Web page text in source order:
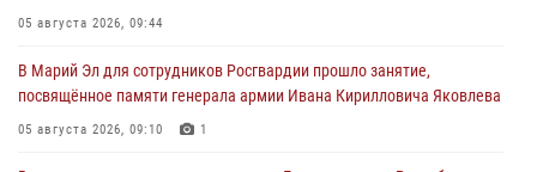
05 августа 2026, 09:44
В Марий Эл для сотрудников Росгвардии прошло занятие,
посвящённое памяти генерала армии Ивана Кирилловича Яковлева
05 августа 2026, 09:10 1